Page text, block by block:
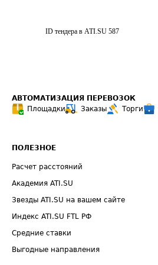
ID тендера в ATI.SU 587
АВТОМАТИЗАЦИЯ ПЕРЕВОЗОК
Площадки
Заказы Торги
ПОЛЕЗНОЕ
Расчет расстояний
Академия ATI.SU
Звезды ATI.SU на вашем сайте
Индекс ATI.SU FTL РФ
Средние ставки
Выгодные направления